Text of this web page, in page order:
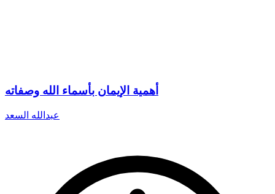
أهمية الإيمان بأسماء الله وصفاته
عبدالله السعد